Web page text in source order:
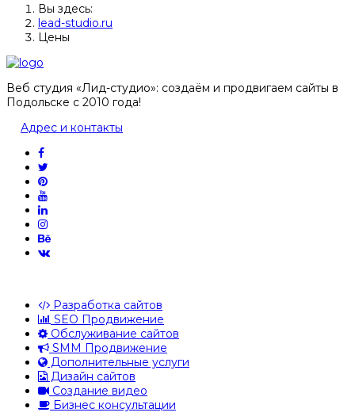
Вы здесь:
lead-studio.ru
Цены
Веб студия «Лид-студио»: создаём и продвигаем сайты в
Подольске с 2010 года!
Адрес и контакты
Разработка сайтов
SEO Продвижение
Обслуживание сайтов
SMM Продвижение
Дополнительные услуги
Дизайн сайтов
Создание видео
Бизнес консультации